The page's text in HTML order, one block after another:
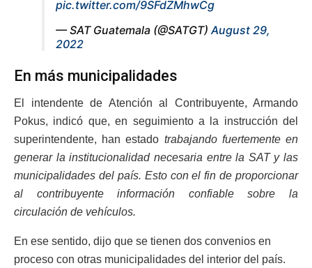
pic.twitter.com/9SFdZMhwCg
— SAT Guatemala (@SATGT) August 29,
2022
En más municipalidades
El intendente de Atención al Contribuyente, Armando
Pokus, indicó que, en seguimiento a la instrucción del
superintendente, han estado trabajando fuertemente en
generar la institucionalidad necesaria entre la SAT y las
municipalidades del país. Esto con el fin de proporcionar
al contribuyente información confiable sobre la
circulación de vehículos.
En ese sentido, dijo que se tienen dos convenios en
proceso con otras municipalidades del interior del país.